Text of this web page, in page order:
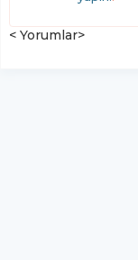
< Yorumlar>